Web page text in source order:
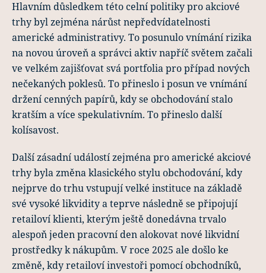
Hlavním důsledkem této celní politiky pro akciové
trhy byl zejména nárůst nepředvídatelnosti
americké administrativy. To posunulo vnímání rizika
na novou úroveň a správci aktiv napříč světem začali
ve velkém zajišťovat svá portfolia pro případ nových
nečekaných poklesů. To přineslo i posun ve vnímání
držení cenných papírů, kdy se obchodování stalo
kratším a více spekulativním. To přineslo další
kolísavost.
Další zásadní událostí zejména pro americké akciové
trhy byla změna klasického stylu obchodování, kdy
nejprve do trhu vstupují velké instituce na základě
své vysoké likvidity a teprve následně se připojují
retailoví klienti, kterým ještě donedávna trvalo
alespoň jeden pracovní den alokovat nové likvidní
prostředky k nákupům. V roce 2025 ale došlo ke
změně, kdy retailoví investoři pomocí obchodníků,